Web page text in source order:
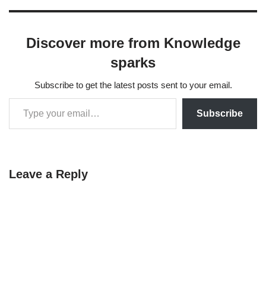
Discover more from Knowledge
sparks
Subscribe to get the latest posts sent to your email.
Subscribe
Leave a Reply